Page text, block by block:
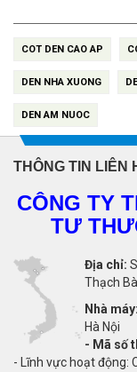
COT DEN CAO AP
DEN NHA XUONG
DEN AM NUOC
THÔNG TIN LIÊN
CÔNG TY
TƯ
Địa chỉ:
Thạch
Nhà máy:
Hà Nội
- Mã số
- Lĩnh vực hoạt động: